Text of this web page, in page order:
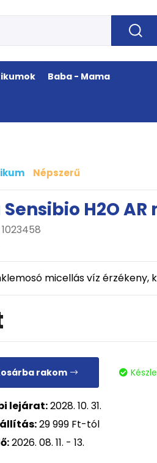
Baba - Mama
Népszerű
H2O
micellás víz érzékeny,
rakom
lejárat:2028. 10. 31.
29 999 Ft-tól
2026. 08. 11. - 13.